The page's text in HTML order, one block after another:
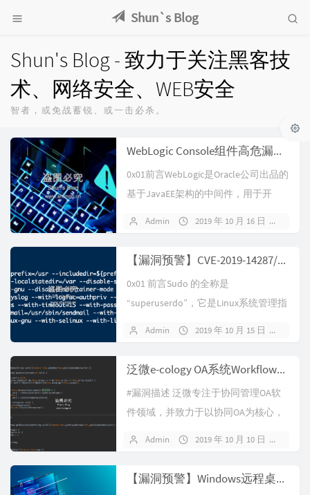
Shun`s Blog
Shun's Blog - 致力于关注黑客技
术、网络安全、WEB安全
智者，或免战蓄锐、或一击必杀。
WebLogic Console组件高危漏洞(CVE-2019-2891)
0x01前言WebLogic是Oracle公司出品的
基于JavaEE架构的中间件，用于开
Admin 2019 年 10 月 16 日
【漏洞预警】CVE-2019-14287/sudo提权漏洞复现
0x01 前言Sudo 的全称是
“superuserdo”，它是Linux系统管理指
Admin 2019 年 10 月 15 日
泛微e-cology OA系统WorkflowCenterTreeData接口SQL注入漏洞(限oracle数据库)
#漏洞描述 泛微专注于协同管理OA软
件领域，并致力于以协同OA为核心，
Admin 2019 年 10 月 10 日
【漏洞预警】Windows远程桌面客户端（RDP）远程代码执行